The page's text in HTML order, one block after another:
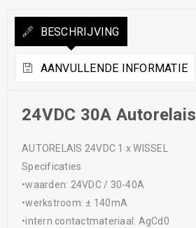
BESCHRIJVING
AANVULLENDE INFORMATIE
24VDC 30A Autorelais
AUTORELAIS 24VDC 1 x WISSEL
Specificaties
•waarden: 24VDC / 30-40A
•werkstroom: ± 140mA
•intern contactmateriaal: AgCd0